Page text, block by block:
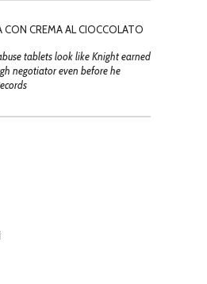
CON CREMA AL CIOCCOLATO
tablets look like Knight earned
negotiator even before he